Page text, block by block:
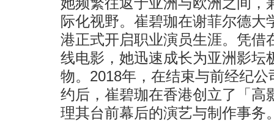
际化视野。崔碧珈在谢菲尔德
港正式开启职业演员生涯。凭借
线电影，她迅速成长为亚洲影坛
物。2018年，在结束与前经纪
约后，崔碧珈在香港创立了「高
理其台前幕后的演艺与制作事务